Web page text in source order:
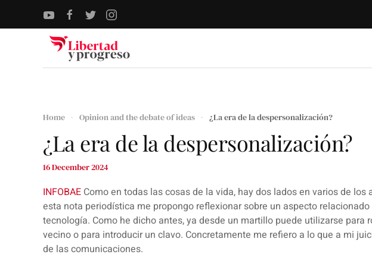
Skip to main content
Home Opinion and the debate of ideas ¿La era de la despersonalización?
¿La era de la despersonalización?
16 December 2024
INFOBAE Como en todas las cosas de la vida, hay dos lados en varios de los
esta nota periodística me propongo reflexionar sobre un aspecto
tecnología. Como he dicho antes, ya desde un martillo puede utilizarse para
vecino o para introducir un clavo. Concretamente me refiero a lo que a mi
de las comunicaciones.